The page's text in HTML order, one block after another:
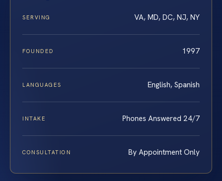
SERVING VA, MD, DC, NJ, NY
FOUNDED 1997
LANGUAGES English, Spanish
INTAKE Phones Answered 24/7
CONSULTATION By Appointment Only